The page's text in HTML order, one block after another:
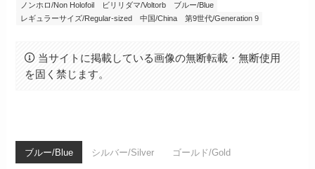
ノンホロ/Non Holofoil
ビリリダマ/Voltorb
ブルー/Blue
レギュラーサイズ/Regular-sized
中国/China 第9世代/Generation 9
当サイトに掲載している画像の無断転載・無断使用
を固く禁じます。
ブルー/Blue シルバー/Silver ゴールド/Gold